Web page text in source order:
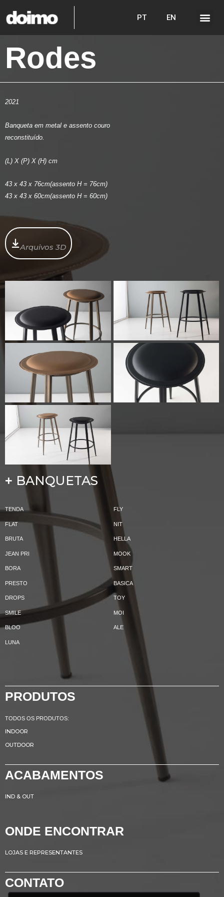
PT EN
Rodes
2021
Banqueta em metal e assento couro
reconstituído.
(L) X (P) X (H) cm
43 x 43 x 76cm(assento H = 76cm)
43 x 43 x 60cm(assento H = 60cm)
Arquivos 3D
+ BANQUETAS
TENDA FLY
FLAT NIT
BRUTA HELLA
JEAN PRI MOOK
BORA SMART
PRESTO BASICA
DROPS TOY
SMILE MOI
BLOO ALE
LUNA
PRODUTOS
TODOS OS PRODUTOS:
INDOOR
OUTDOOR
ACABAMENTOS
IND & OUT
ONDE ENCONTRAR
LOJAS E REPRESENTANTES
CONTATO